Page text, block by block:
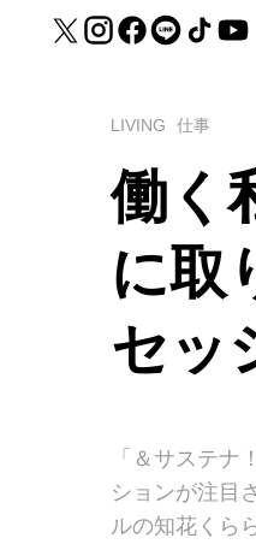
LIVING 仕事
働く
に取
セッ
「＆サステ
ションが注目
ルの知花くら